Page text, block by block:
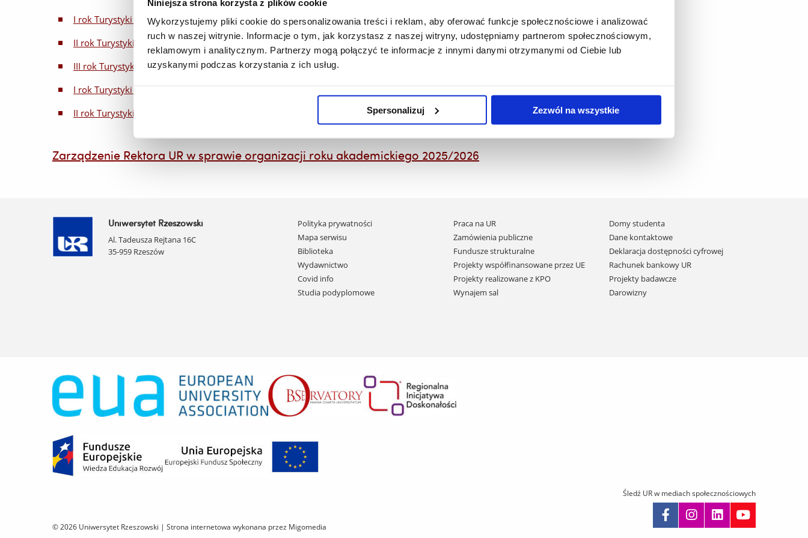
Niniejsza strona korzysta z plików cookie
Wykorzystujemy pliki cookie do spersonalizowania treści i reklam, aby oferować funkcje społecznościowe i analizować
ruch w naszej witrynie. Informacje o tym, jak korzystasz z naszej witryny, udostępniamy partnerom społecznościowym,
reklamowym i analitycznym. Partnerzy mogą połączyć te informacje z innymi danymi otrzymanymi od Ciebie lub
uzyskanymi podczas korzystania z ich usług.
Spersonalizuj Zezwól na wszystkie
I rok Turystyki historycznej i kulturowej studia I stopnia
II rok Turystyki historycznej i kulturowej studia I stopnia
III rok Turystyki historycznej i kulturowej studia I stopnia
I rok Turystyki historycznej i kulturowej studia II stopnia
II rok Turystyki historycznej i kulturowej studia II stopnia
Zarządzenie Rektora UR w sprawie organizacji roku akademickiego 2025/2026
Uniwersytet Rzeszowski
Al. Tadeusza Rejtana 16C
35-959 Rzeszów
Pomiń
nawigację
i
przejdź
do
treści
Polityka prywatności
Mapa serwisu
Biblioteka
Wydawnictwo
Covid info
Studia podyplomowe
Praca na UR
Zamówienia publiczne
Fundusze strukturalne
Projekty współfinansowane przez UE
Projekty realizowane z KPO
Wynajem sal
Domy studenta
Dane kontaktowe
Deklaracja dostępności cyfrowej
Rachunek bankowy UR
Projekty badawcze
Darowizny
© 2026 Uniwersytet Rzeszowski | Strona internetowa wykonana przez Migomedia
Śledź UR w mediach społecznościowych